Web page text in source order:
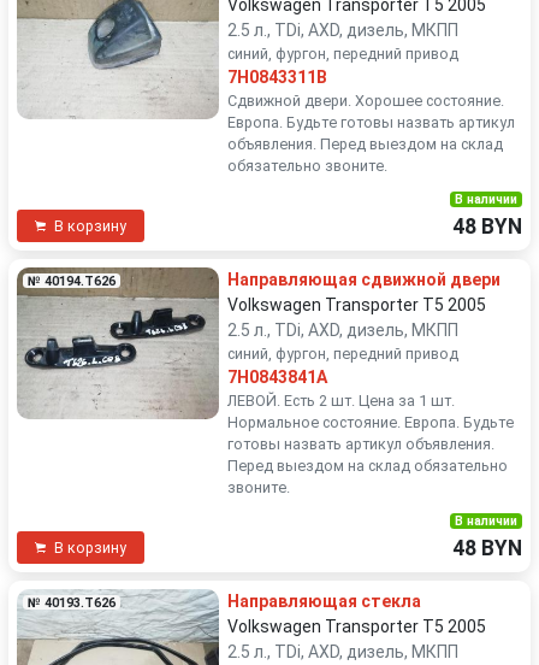
Volkswagen Transporter T5 2005
2.5 л., TDi, AXD, дизель, МКПП
синий, фургон, передний привод
7H0843311B
Сдвижной двери. Хорошее состояние.
Европа. Будьте готовы назвать артикул
объявления. Перед выездом на склад
обязательно звоните.
В корзину
В наличии
48 BYN
№ 40194.T626
Направляющая сдвижной двери
Volkswagen Transporter T5 2005
2.5 л., TDi, AXD, дизель, МКПП
синий, фургон, передний привод
7H0843841A
ЛЕВОЙ. Есть 2 шт. Цена за 1 шт.
Нормальное состояние. Европа. Будьте
готовы назвать артикул объявления.
Перед выездом на склад обязательно
звоните.
В корзину
В наличии
48 BYN
№ 40193.T626
Направляющая стекла
Volkswagen Transporter T5 2005
2.5 л., TDi, AXD, дизель, МКПП